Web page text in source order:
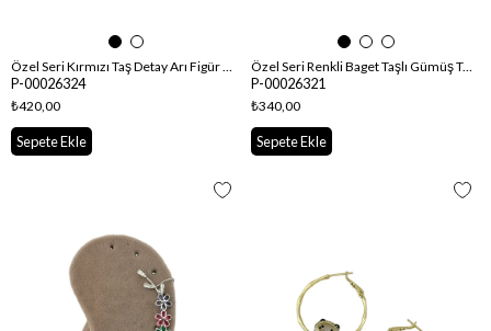
Özel Seri Kırmızı Taş Detay Arı Figür Küpe
P-00026324
₺420,00
Sepete Ekle
Özel Seri Renkli Baget Taşlı Gümüş Tek Taş Detay Kıkırdaklı Küpe
P-00026321
₺340,00
Sepete Ekle